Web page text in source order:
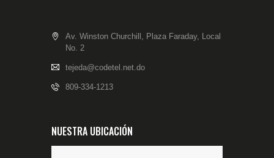
Av. Winston Churchill, Plaza Faraday, Local
No. 2
tejeda@codetel.net.do
809-334-1213
NUESTRA UBICACIÓN